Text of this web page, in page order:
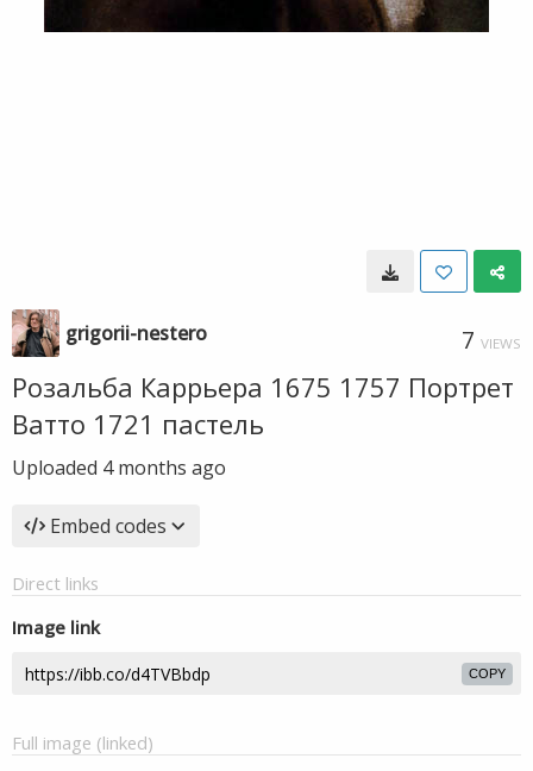
grigorii-nestero 7 VIEWS
Розальба Каррьера 1675 1757 Портрет
Ватто 1721 пастель
Uploaded 4 months ago
Embed codes
Direct links
Image link
COPY
Full image (linked)